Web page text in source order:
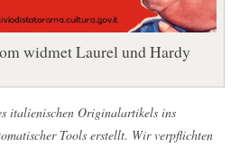
widmet Laurel und Hardy
italienischen Originalartikels ins
Tools erstellt. Wir verpflichten